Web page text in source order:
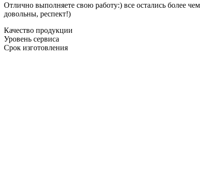
Отлично выполняете свою работу:) все остались более чем
довольны, респект!)
Качество продукции
Уровень сервиса
Срок изготовления